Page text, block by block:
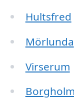
Hultsfred
Mörlunda
Virserum
Borgholm